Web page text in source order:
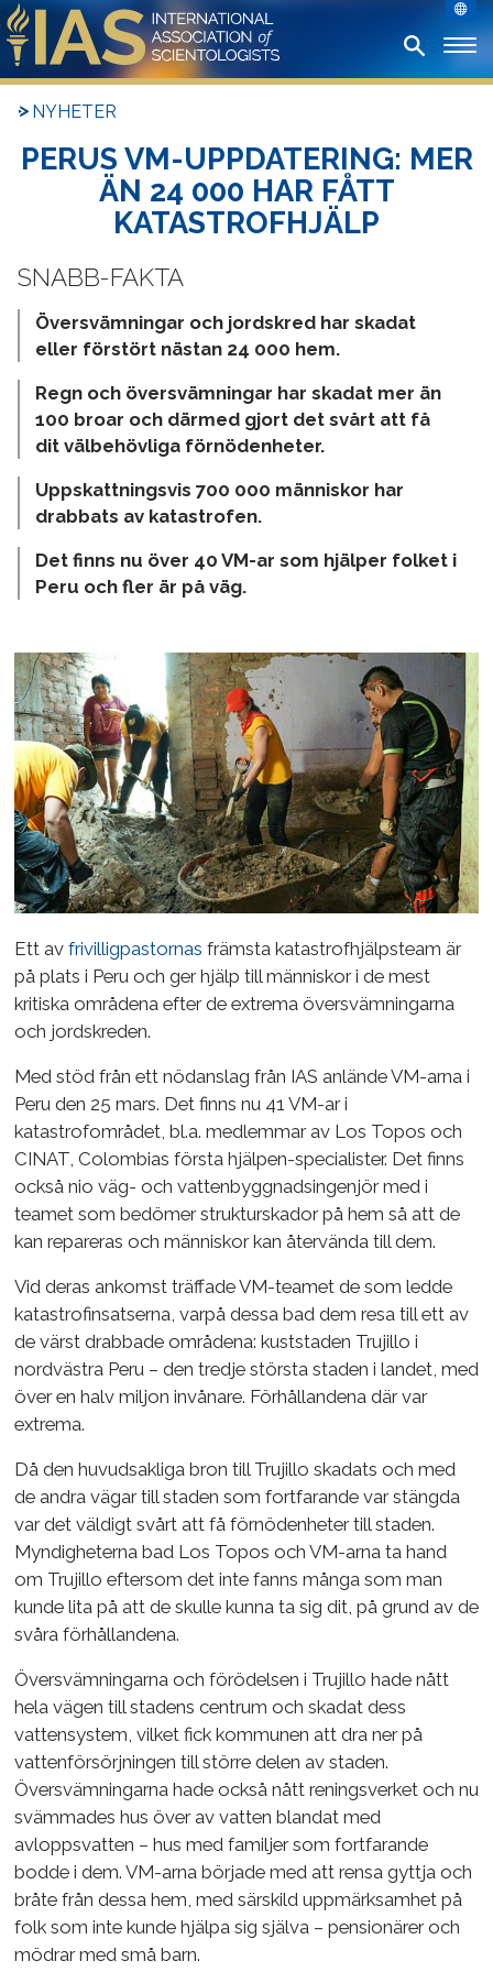
NYHETER
PERUS VM-UPPDATERING: MER
ÄN 24 000 HAR FÅTT
KATASTROFHJÄLP
Översvämningar och jordskred har skadat
eller förstört nästan 24 000 hem.
Regn och översvämningar har skadat mer än
100 broar och därmed gjort det svårt att få
dit välbehövliga förnödenheter.
Uppskattningsvis 700 000 människor har
drabbats av katastrofen.
Det finns nu över 40 VM-ar som hjälper folket i
Peru och fler är på väg.
Ett av frivilligpastornas främsta katastrofhjälpsteam är
på plats i Peru och ger hjälp till människor i de mest
kritiska områdena efter de extrema översvämningarna
och jordskreden.
Med stöd från ett nödanslag från IAS anlände VM-arna i
Peru den 25 mars. Det finns nu 41 VM-ar i
katastrofområdet, bl.a. medlemmar av Los Topos och
CINAT, Colombias första hjälpen-specialister. Det finns
också nio väg- och vattenbyggnadsingenjör med i
teamet som bedömer strukturskador på hem så att de
kan repareras och människor kan återvända till dem.
Vid deras ankomst träffade VM-teamet de som ledde
katastrofinsatserna, varpå dessa bad dem resa till ett av
de värst drabbade områdena: kuststaden Trujillo i
nordvästra Peru – den tredje största staden i landet, med
över en halv miljon invånare. Förhållandena där var
extrema.
Då den huvudsakliga bron till Trujillo skadats och med
de andra vägar till staden som fortfarande var stängda
var det väldigt svårt att få förnödenheter till staden.
Myndigheterna bad Los Topos och VM-arna ta hand
om Trujillo eftersom det inte fanns många som man
kunde lita på att de skulle kunna ta sig dit, på grund av de
svåra förhållandena.
Översvämningarna och förödelsen i Trujillo hade nått
hela vägen till stadens centrum och skadat dess
vattensystem, vilket fick kommunen att dra ner på
vattenförsörjningen till större delen av staden.
Översvämningarna hade också nått reningsverket och nu
svämmades hus över av vatten blandat med
avloppsvatten – hus med familjer som fortfarande
bodde i dem. VM-arna började med att rensa gyttja och
bråte från dessa hem, med särskild uppmärksamhet på
folk som inte kunde hjälpa sig själva – pensionärer och
mödrar med små barn.